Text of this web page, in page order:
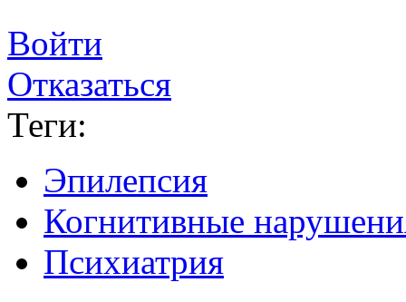
Войти
Отказаться
Теги:
Эпилепсия
Когнитивные
Психиатрия